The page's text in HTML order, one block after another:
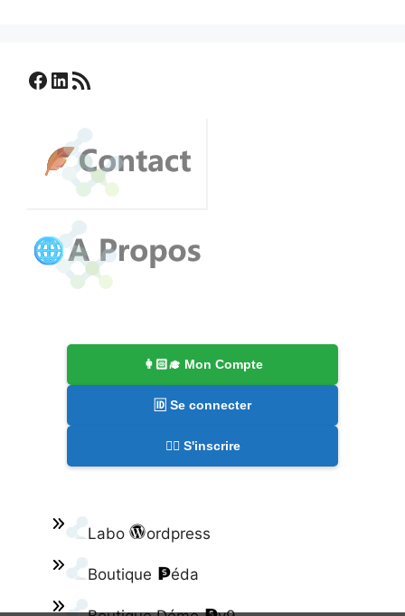
Facebook
LinkedIn
Flux RSS
👩🏻‍🎓 Mon Compte
🆔 Se connecter
✍🏻 S'inscrire
Labo ordpress
Boutique éda